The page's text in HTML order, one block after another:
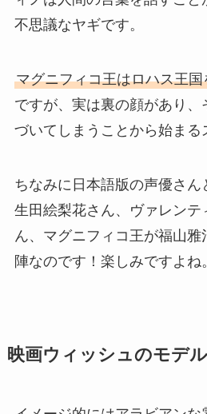
不思議なヤギです。
マグニフィコ王はロハス王
ですが、実は裏の顔があり
づいてしまうことから始まる
ちなみに日本語版の声優さん
生田絵梨花さん、ヴァレンテ
ん、マグニフィコ王が福山
陣なのです！楽しみですよね。
映画ウィッシュのモデ